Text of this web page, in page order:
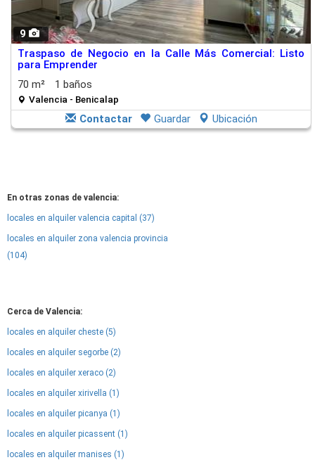
9
Traspaso de Negocio en la Calle Más Comercial: Listo
para Emprender
70 m²
1 baños
Valencia - Benicalap
Contactar Guardar Ubicación
En otras zonas de valencia:
locales en alquiler valencia capital (37)
locales en alquiler zona valencia provincia
(104)
Cerca de Valencia:
locales en alquiler cheste (5)
locales en alquiler segorbe (2)
locales en alquiler xeraco (2)
locales en alquiler xirivella (1)
locales en alquiler picanya (1)
locales en alquiler picassent (1)
locales en alquiler manises (1)